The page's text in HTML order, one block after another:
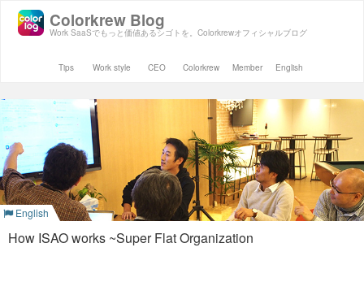
Work SaaSでもっと価値あるシゴトを。Colorkrewオフィシャルブログ
Colorkrew Blog
Tips Work style CEO Colorkrew Member English
English
How ISAO works ~Super Flat Organization